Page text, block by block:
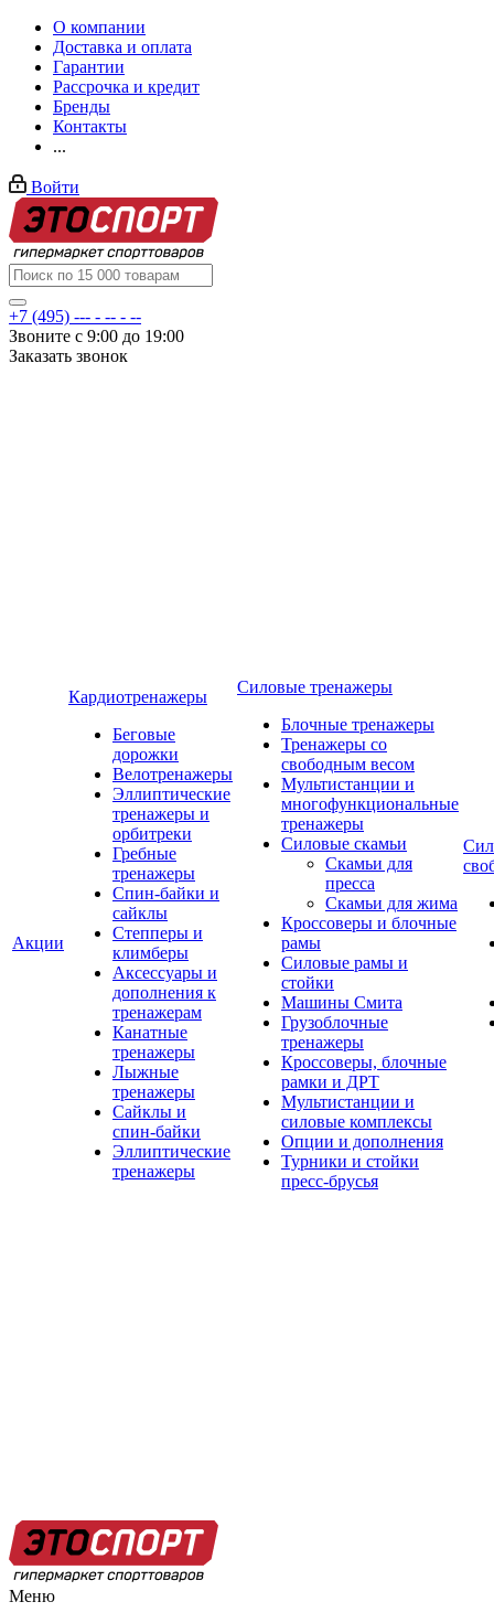
О компании
Доставка и оплата
Гарантии
Рассрочка и кредит
Бренды
Контакты
...
Войти
+7 (495) --- - -- - --
Звоните с 9:00 до 19:00
Заказать звонок
Акции
Кардиотренажеры
Беговые
дорожки
Велотренажеры
Эллиптические
тренажеры и
орбитреки
Гребные
тренажеры
Спин-байки и
сайклы
Степперы и
климберы
Аксессуары и
дополнения к
тренажерам
Канатные
тренажеры
Лыжные
тренажеры
Сайклы и
спин-байки
Эллиптические
тренажеры
Силовые тренажеры
Блочные тренажеры
Тренажеры со
свободным весом
Мультистанции и
многофункциональные
тренажеры
Силовые скамьи
Скамьи для
пресса
Скамьи для жима
Кроссоверы и блочные
рамы
Силовые рамы и
стойки
Машины Смита
Грузоблочные
тренажеры
Кроссоверы, блочные
рамки и ДРТ
Мультистанции и
силовые комплексы
Опции и дополнения
Турники и стойки
пресс-брусья
Меню